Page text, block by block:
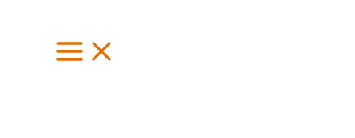
springen